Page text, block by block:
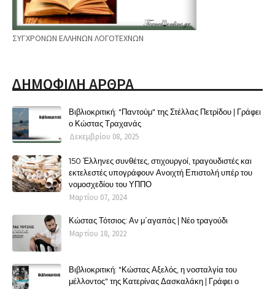
ΣΥΓΧΡΟΝΩΝ ΕΛΛΗΝΩΝ ΛΟΓΟΤΕΧΝΩΝ
ΔΗΜΟΦΙΛΗ ΑΡΘΡΑ
Βιβλιοκριτική: "Παντούμ" της Στέλλας Πετρίδου | Γράφει
ο Κώστας Τραχανάς
Δεκεμβρίου 08, 2025
150 Έλληνες συνθέτες, στιχουργοί, τραγουδιστές και
εκτελεστές υπογράφουν Ανοιχτή Επιστολή υπέρ του
νομοσχεδίου του ΥΠΠΟ
Μαρτίου 07, 2024
Κώστας Τότσιος: Αν μ΄αγαπάς | Νέο τραγούδι
Μαρτίου 18, 2022
Βιβλιοκριτική: "Κώστας Αξελός, η νοσταλγία του
μέλλοντος" της Κατερίνας Δασκαλάκη | Γράφει ο